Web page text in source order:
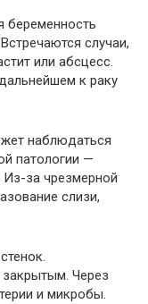
беременность
случаи,
или абсцесс.
к раку
наблюдаться
патологии —
Из-за чрезмерной
слизи,
Через
и микробы.